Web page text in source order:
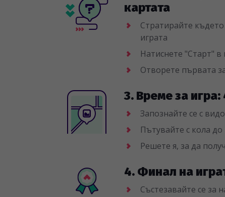
картата
Стратирайте
играта
Натиснете "Старт"
Отворете първата
3. Време за игра:
Запознайте се с
Пътувайте с кола до
Решете я, за да
4. Финал на
Състезавайте се за